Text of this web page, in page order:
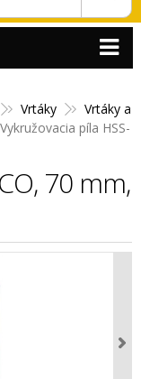
Vrtáky
Vrtáky a
Vykružovacia píla HSS-
70 mm,